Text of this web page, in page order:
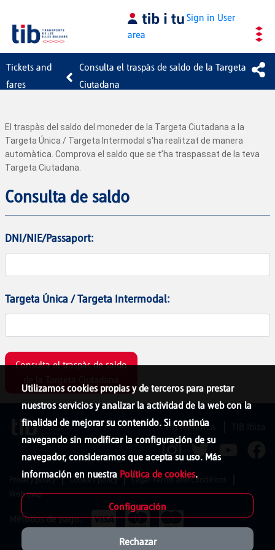
Sign in User
area
Tickets and
fares
Consulta el traspàs de saldo de la Targeta
Ciutadana
El traspàs del saldo del moneder de la Targeta Ciutadana a la
Targeta Única / Targeta Intermodal s'ha realitzat de manera
automàtica. Comprova el saldo que se t’ha traspassat de la teva
Targeta Ciutadana.
Consulta de saldo
DNI/NIE/Passaport:
Targeta Única / Targeta Intermodal:
Consulta el traspàs de saldo
Utilizamos cookies propias y de terceros para prestar
nuestros servicios y analizar la actividad de la web con la
finalidad de mejorar su contenido. Si continúa
navegando sin modificar la configuración de su
navegador, consideramos que acepta su uso. Más
información en nuestra Política de cookies.
Configuración
Rechazar
TIB Menorca
Privacy policy Cookies policy
Legal Terms and Conditions
Web map
Métodos de pago: